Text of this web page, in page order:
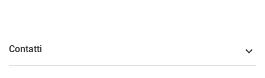
Contatti 